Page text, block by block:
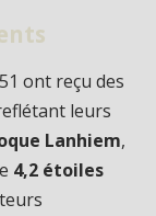
ont reçu des
leurs
Lanhiem,
4,2 étoiles